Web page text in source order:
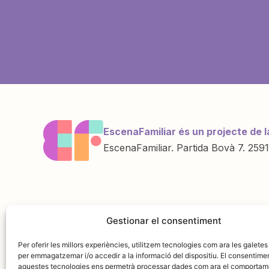
Gestionar el consentiment
Per oferir les millors experiències, utilitzem tecnologies com ara les
per emmagatzemar i/o accedir a la informació del dispositiu. El
aquestes tecnologies ens permetrà processar dades com ara el
EscenaFamiliar és un projecte de
EscenaFamiliar. Partida Bovà 7.